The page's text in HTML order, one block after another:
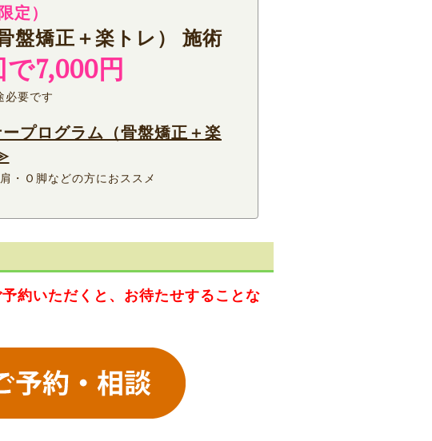
定）
盤矯正＋楽トレ） 施術
で7,000円
要です
プログラム（骨盤矯正＋楽
・Ｏ脚などの方におススメ
約いただくと、お待たせすることな